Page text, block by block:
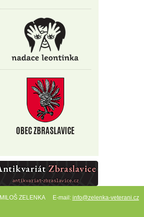
MILOŠ ZELENKA E-mail: info@zelenka-veterani.cz